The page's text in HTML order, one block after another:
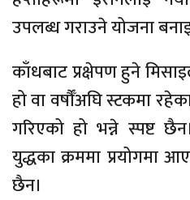
उपलब्ध गराउने योजना
काँधबाट प्रक्षेपण हुने
हो वा वर्षौँअघि स्टकमा
गरिएको हो भन्ने स्पष्ट
युद्धका क्रममा प्रयोगमा
छैन।